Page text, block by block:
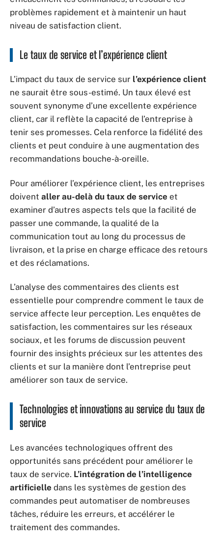
problèmes rapidement et à maintenir un haut
niveau de satisfaction client.
Le taux de service et l’expérience client
L’impact du taux de service sur l’expérience client
ne saurait être sous-estimé. Un taux élevé est
souvent synonyme d’une excellente expérience
client, car il reflète la capacité de l’entreprise à
tenir ses promesses. Cela renforce la fidélité des
clients et peut conduire à une augmentation des
recommandations bouche-à-oreille.
Pour améliorer l’expérience client, les entreprises
doivent aller au-delà du taux de service et
examiner d’autres aspects tels que la facilité de
passer une commande, la qualité de la
communication tout au long du processus de
livraison, et la prise en charge efficace des retours
et des réclamations.
L’analyse des commentaires des clients est
essentielle pour comprendre comment le taux de
service affecte leur perception. Les enquêtes de
satisfaction, les commentaires sur les réseaux
sociaux, et les forums de discussion peuvent
fournir des insights précieux sur les attentes des
clients et sur la manière dont l’entreprise peut
améliorer son taux de service.
Technologies et innovations au service du taux de
service
Les avancées technologiques offrent des
opportunités sans précédent pour améliorer le
taux de service. L’intégration de l’intelligence
artificielle dans les systèmes de gestion des
commandes peut automatiser de nombreuses
tâches, réduire les erreurs, et accélérer le
traitement des commandes.